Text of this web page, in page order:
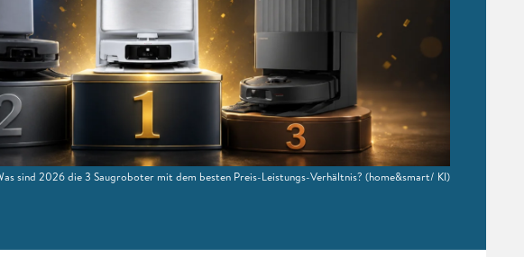
sind 2026 die 3 Saugroboter mit dem besten Preis-Leistungs-Verhältnis? (home&smart/ KI)